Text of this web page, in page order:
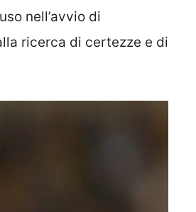
nell’avvio di
ricerca di certezze e di